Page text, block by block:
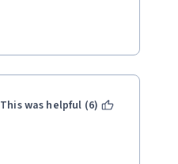
This was helpful (6)